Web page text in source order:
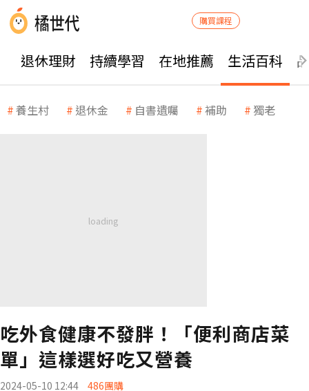
購買課程
退休理財 持續學習 在地推薦 生活百科
養生村 退休金 自書遺囑 補助 獨老
吃外食健康不發胖！「便利商店菜
單」這樣選好吃又營養
2024-05-10 12:44 486團購